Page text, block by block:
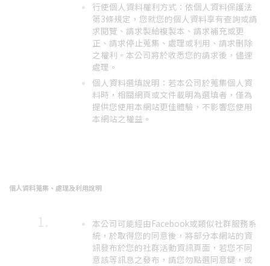
行使個人資料權利方式：依個人資料保護法
第3條規定，您就您的個人資料享有查詢或請
求閱覽、請求製給複製本、請求補充或更
正、請求停止蒐集、處理或利用、請求刪除
之權利。本公司將於收悉您的請求後，儘速
處理。
個人資料選填說明：若本公司於蒐集個人資
料時，相關網頁或文件載明為選填者，僅為
提供您使用本網站更佳體驗，不影響您使用
本網站之權益。
個人資料蒐集、處理及利用說明
本公司可能經由Facebook或類似社群服務系
統，於取得您的同意後，將部分本網站的資
訊發布於您的社群活動資訊頁面，若您不同
意該等訊息之發布，請您勿點選同意鍵，或